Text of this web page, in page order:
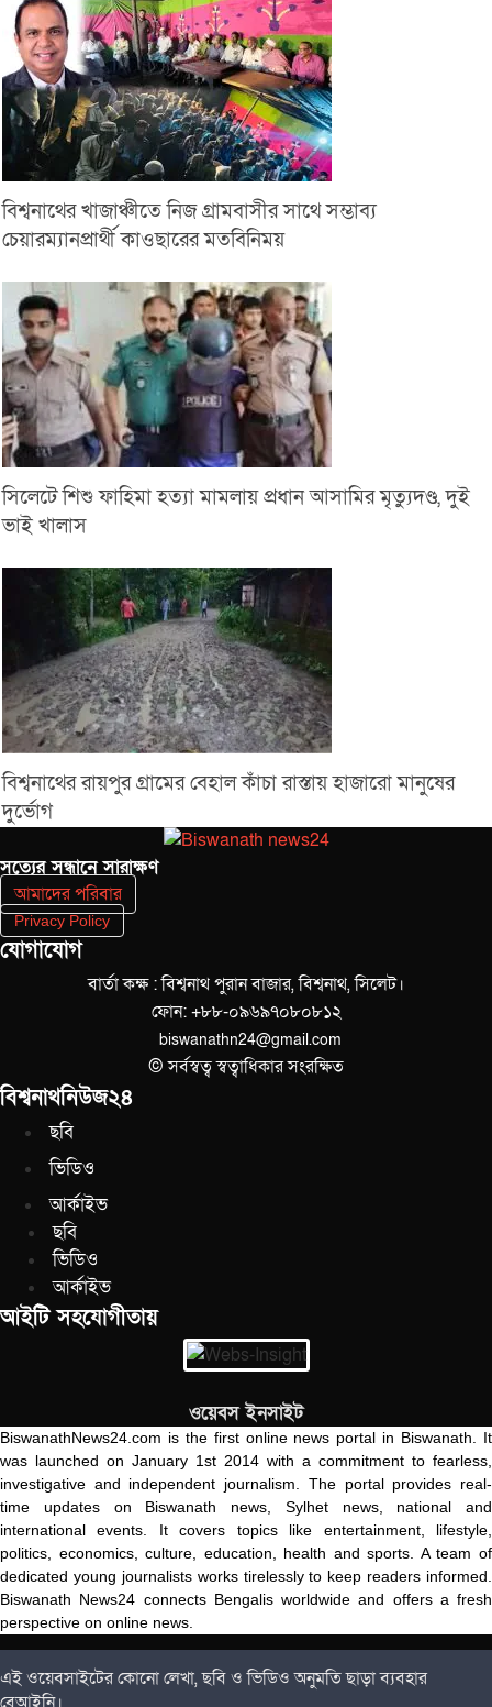
বিশ্বনাথের খাজাঞ্চীতে নিজ গ্রামবাসীর সাথে সম্ভাব্য
চেয়ারম্যানপ্রার্থী কাওছারের মতবিনিময়
সিলেটে শিশু ফাহিমা হত্যা মামলায় প্রধান আসামির মৃত্যুদণ্ড, দুই
ভাই খালাস
বিশ্বনাথের রায়পুর গ্রামের বেহাল কাঁচা রাস্তায় হাজারো মানুষের
দুর্ভোগ
সত‌্যের সন্ধানে সারাক্ষণ
আমাদের পরিবার
Privacy Policy
যোগাযোগ
বার্তা কক্ষ : বিশ্বনাথ পুরান বাজার, বিশ্বনাথ, সিলেট।
ফোন: +৮৮-০৯৬৯৭০৮০৮১২
biswanathn24@gmail.com
© সর্বস্বত্ব স্বত্বাধিকার সংরক্ষিত
বিশ্বনাথনিউজ২৪
ছবি
ভিডিও
আর্কাইভ
ছবি
ভিডিও
আর্কাইভ
আইটি সহযোগীতায়
ওয়েবস ইনসাইট
BiswanathNews24.com is the first online news portal in Biswanath. It
was launched on January 1st 2014 with a commitment to fearless,
investigative and independent journalism. The portal provides real-
time updates on Biswanath news, Sylhet news, national and
international events. It covers topics like entertainment, lifestyle,
politics, economics, culture, education, health and sports. A team of
dedicated young journalists works tirelessly to keep readers informed.
Biswanath News24 connects Bengalis worldwide and offers a fresh
perspective on online news.
এই ওয়েবসাইটের কোনো লেখা, ছবি ও ভিডিও অনুমতি ছাড়া ব্যবহার